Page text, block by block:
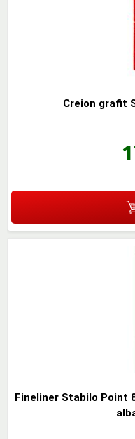
Creion grafit
Fineliner Stabilo Point